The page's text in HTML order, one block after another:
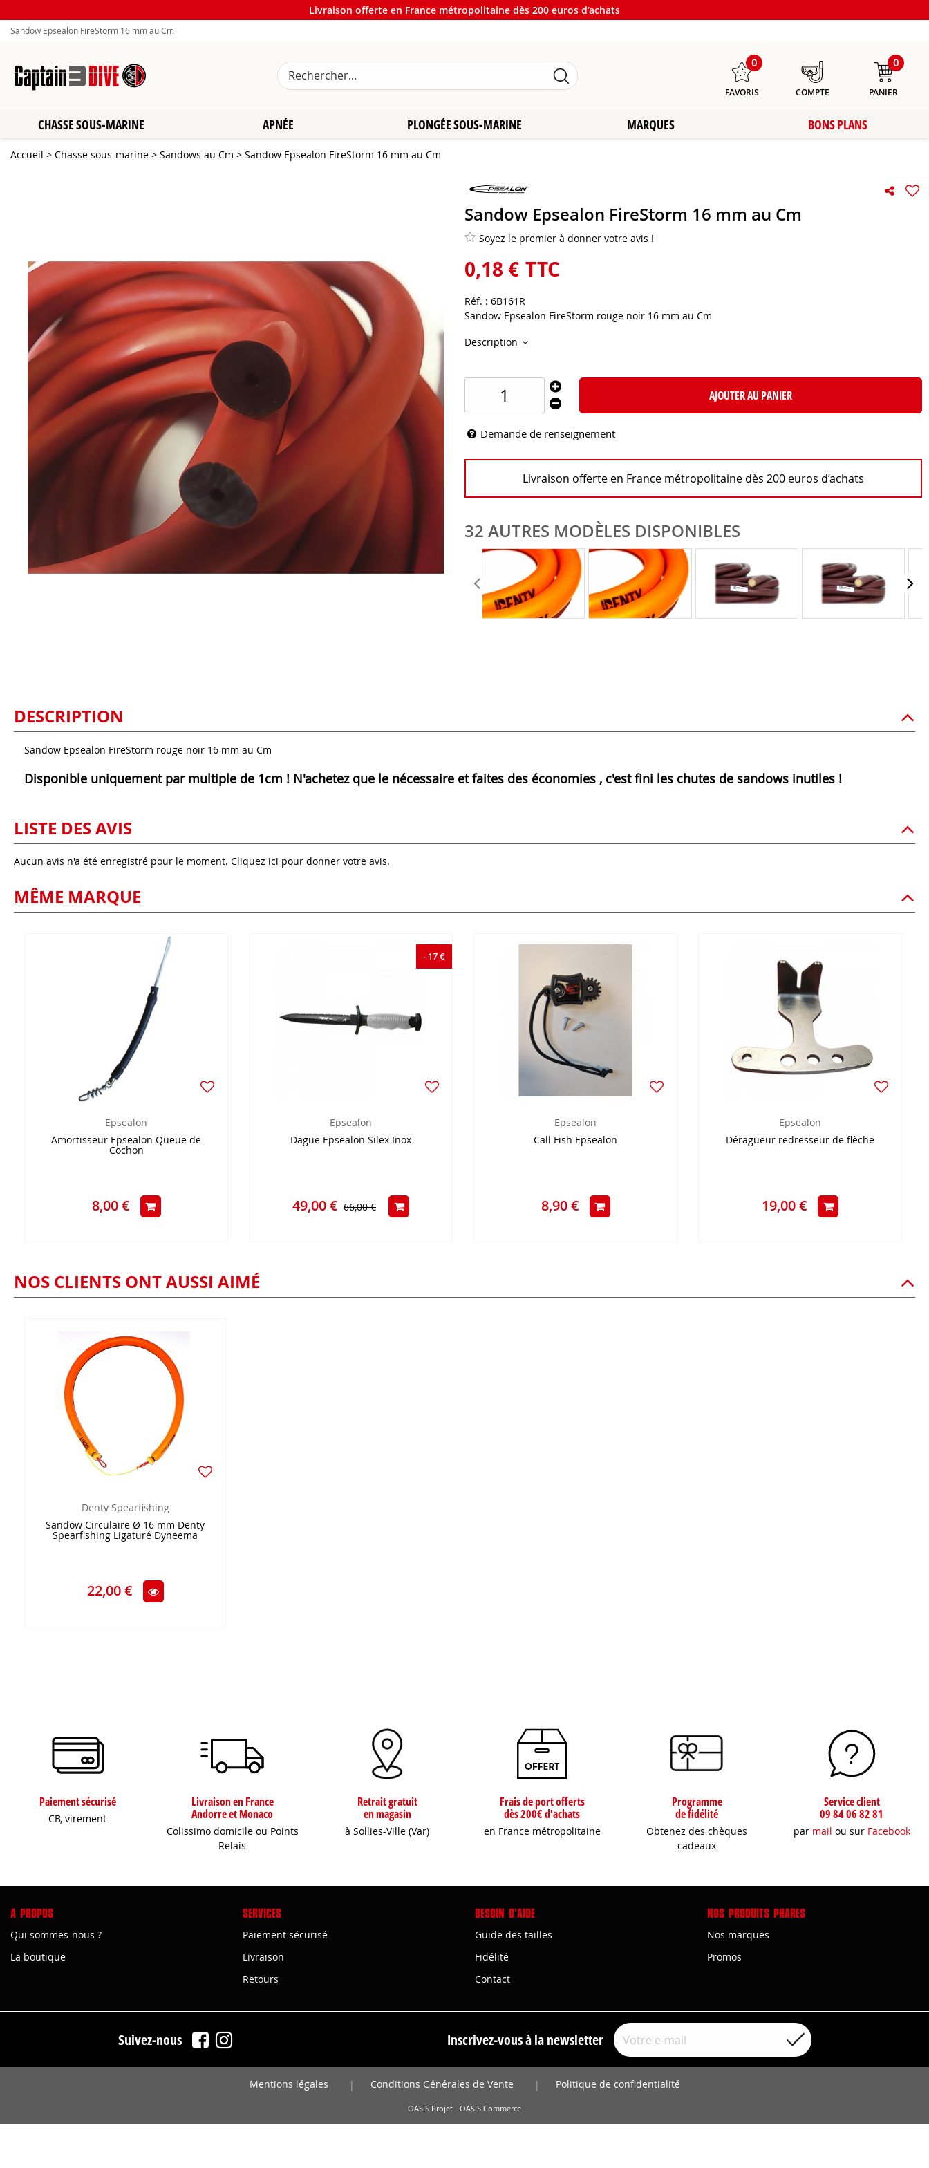
Livraison offerte en France métropolitaine dès 200 euros d’achats
Sandow Epsealon FireStorm 16 mm au Cm
0
FAVORIS COMPTE
0
PANIER
CHASSE SOUS-MARINE APNÉE PLONGÉE SOUS-MARINE MARQUES BONS PLANS
Accueil > Chasse sous-marine > Sandows au Cm > Sandow Epsealon FireStorm 16 mm au Cm
Sandow Epsealon FireStorm 16 mm au Cm
Soyez le premier à donner votre avis !
0,18 € TTC
Réf. : 6B161R
Sandow Epsealon FireStorm rouge noir 16 mm au Cm
Description
AJOUTER AU PANIER
Demande de renseignement
Livraison offerte en France métropolitaine dès 200 euros d’achats
32 AUTRES MODÈLES DISPONIBLES
DESCRIPTION
Sandow Epsealon FireStorm rouge noir 16 mm au Cm
Disponible uniquement par multiple de 1cm ! N'achetez que le nécessaire et faites des économies , c'est fini les chutes de sandows inutiles !
LISTE DES AVIS
Aucun avis n'a été enregistré pour le moment. Cliquez ici pour donner votre avis.
MÊME MARQUE
Epsealon
Amortisseur Epsealon Queue de
Cochon
8,00 €
- 17 €
Epsealon
Dague Epsealon Silex Inox
49,00 € 66,00 €
Epsealon
Call Fish Epsealon
8,90 €
Epsealon
Déragueur redresseur de flèche
19,00 €
NOS CLIENTS ONT AUSSI AIMÉ
Denty Spearfishing
Sandow Circulaire Ø 16 mm Denty
Spearfishing Ligaturé Dyneema
22,00 €
Paiement sécurisé
CB, virement
Livraison en France
Andorre et Monaco
Colissimo domicile ou Points
Relais
Retrait gratuit
en magasin
à Sollies-Ville (Var)
Frais de port offerts
dès 200€ d'achats
en France métropolitaine
Programme
de fidélité
Obtenez des chèques
cadeaux
Service client
09 84 06 82 81
par mail ou sur Facebook
A PROPOS
Qui sommes-nous ?
La boutique
SERVICES
Paiement sécurisé
Livraison
Retours
BESOIN D'AIDE
Guide des tailles
Fidélité
Contact
NOS PRODUITS PHARES
Nos marques
Promos
Suivez-nous Inscrivez-vous à la newsletter
Mentions légales | Conditions Générales de Vente | Politique de confidentialité
OASIS Projet - OASIS Commerce